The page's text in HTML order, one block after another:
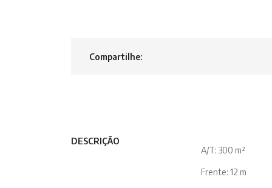
Compartilhe:
DESCRIÇÃO
A/T: 300 m²
Frente: 12 m